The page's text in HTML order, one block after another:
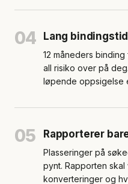
04 Lang
12 måneders
all risiko over på
løpende oppsigelse
05 Rapporterer
Plasseringer på
pynt. Rapporten skal
konverteringer og